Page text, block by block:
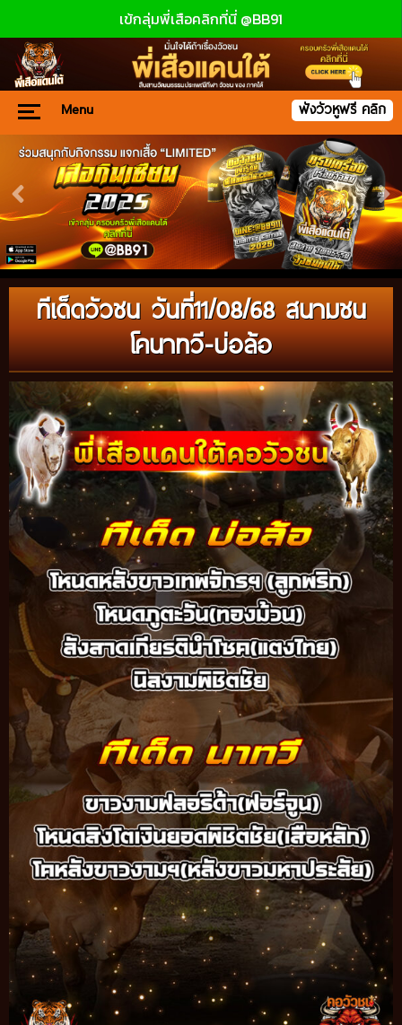
เข้กลุ่มพี่เสือคลิกที่นี่ @BB91
Menu ฟังวัวหูฟรี คลิก
ทีเด็ดวัวชน วันที่11/08/68 สนามชน
โคนาทวี-บ่อล้อ